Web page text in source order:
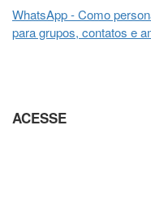
WhatsApp - Como
para grupos, contatos e
ACESSE